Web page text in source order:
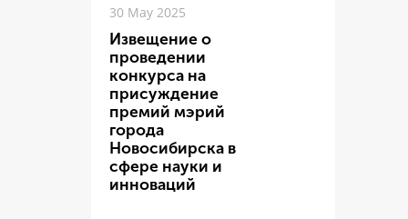
30 May 2025
Извещение о
проведении
конкурса на
присуждение
премий мэрий
города
Новосибирска в
сфере науки и
инноваций